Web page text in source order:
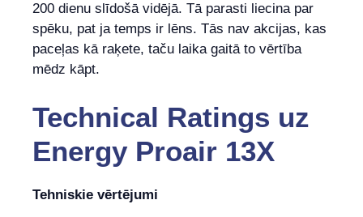
200 dienu slīdošā vidējā. Tā parasti liecina par
spēku, pat ja temps ir lēns. Tās nav akcijas, kas
paceļas kā raķete, taču laika gaitā to vērtība
mēdz kāpt.
Technical Ratings uz
Energy Proair 13X
Tehniskie vērtējumi